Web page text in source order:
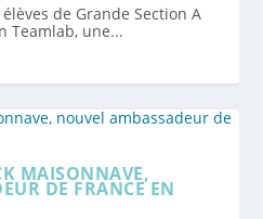
de Grande Section A
Teamlab, une...
MAISONNAVE,
DE FRANCE EN